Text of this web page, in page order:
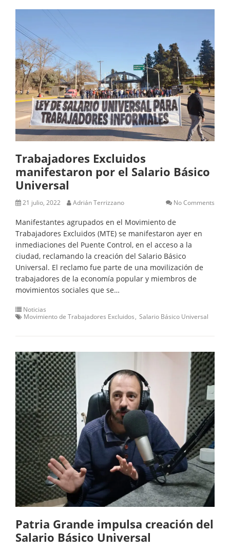
Trabajadores Excluidos
manifestaron por el Salario Básico
Universal
21 julio, 2022 Adrián Terrizzano No Comments
Manifestantes agrupados en el Movimiento de
Trabajadores Excluidos (MTE) se manifestaron ayer en
inmediaciones del Puente Control, en el acceso a la
ciudad, reclamando la creación del Salario Básico
Universal. El reclamo fue parte de una movilización de
trabajadores de la economía popular y miembros de
movimientos sociales que se…
Noticias
Movimiento de Trabajadores Excluidos Salario Básico Universal
Patria Grande impulsa creación del
Salario Básico Universal